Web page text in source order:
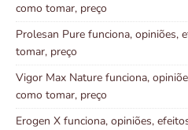
como tomar, preço
Prolesan Pure funciona, opiniões,
tomar, preço
Vigor Max Nature funciona,
como tomar, preço
Erogen X funciona, opiniões,